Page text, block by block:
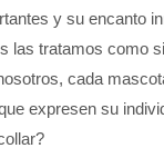
y su encanto
las tratamos como
cada
expresen su